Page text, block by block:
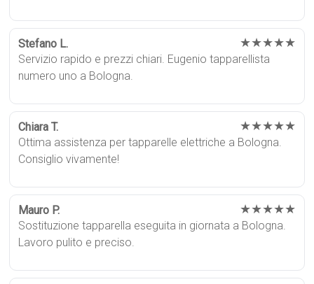
Stefano L. ★★★★★
Servizio rapido e prezzi chiari. Eugenio tapparellista
numero uno a Bologna.
Chiara T. ★★★★★
Ottima assistenza per tapparelle elettriche a Bologna.
Consiglio vivamente!
Mauro P. ★★★★★
Sostituzione tapparella eseguita in giornata a Bologna.
Lavoro pulito e preciso.